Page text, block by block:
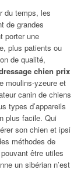
du temps, les
de grandes
porter une
plus patients ou
de qualité,
chien prix
moulins-yzeure et
canin de chiens
types d’appareils
plus facile. Qui
son chien et ipsi
méthodes de
être utiles
un sibérian n’est